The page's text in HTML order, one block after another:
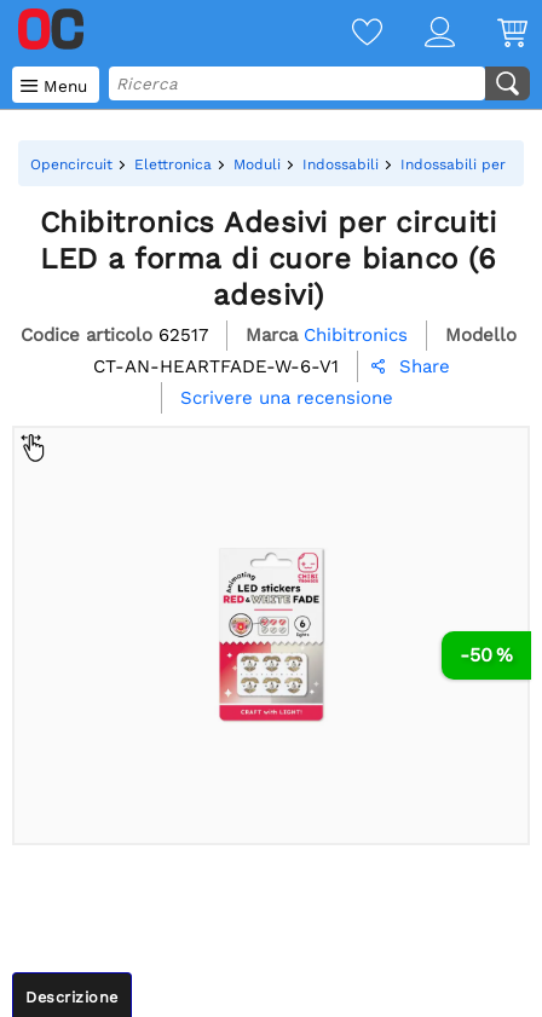
 Menu
Opencircuit Elettronica Moduli Indossabili Indossabili per
Chibitronics Adesivi per circuiti
LED a forma di cuore bianco (6
adesivi)
Codice articolo 62517 Marca Chibitronics
Modello
CT-AN-HEARTFADE-W-6-V1

Share
Scrivere una recensione
-50 %
Descrizione